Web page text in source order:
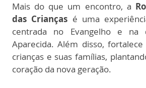
Mais do que um encontro, a
das Crianças é uma
centrada no Evangelho e na
Aparecida. Além disso,
crianças e suas famílias,
coração da nova geração.